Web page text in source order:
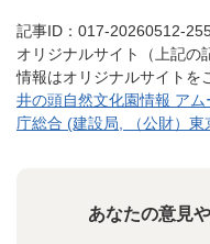
記事ID：017-20260512-
オリジナルサイト（上記の
情報はオリジナルサイトを
井の頭自然文化園情報 ア
庁総合 (建設局, （公財）東
あなたの意見